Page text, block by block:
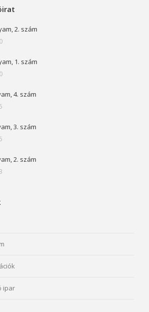
2. szám
1. szám
4. szám
3. szám
2. szám
ipar